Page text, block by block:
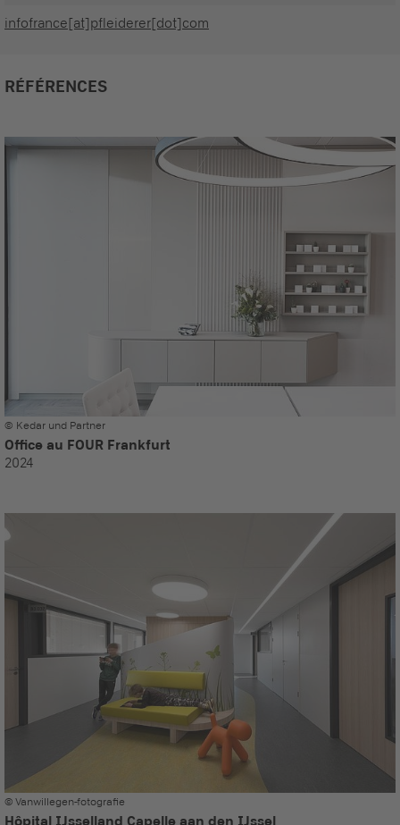
infofrance[at]pfleiderer[dot]com
RÉFÉRENCES
© Kedar und Partner
Office au FOUR Frankfurt
2024
© Vanwillegen-fotografie
Hôpital IJsselland Capelle aan den IJssel